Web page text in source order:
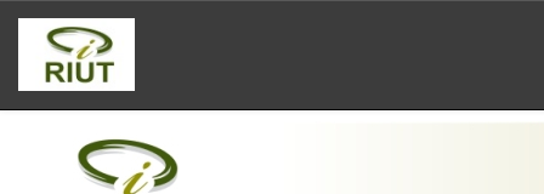
Skip
navigation